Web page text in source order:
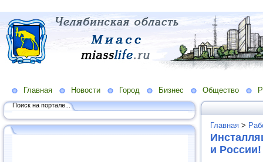
Главная Новости Город Бизнес Общество
Поиск на портале...
Главная >
и России!